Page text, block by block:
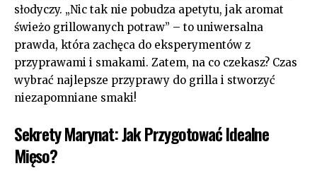
słodyczy. „Nic tak nie pobudza apetytu, jak aromat ​
świeżo grillowanych potraw” – to uniwersalna⁢
prawda, która zachęca do eksperymentów z
przyprawami ⁢i smakami. Zatem, ‌na ​co czekasz? Czas
wybrać ‌najlepsze przyprawy⁤ do grilla i stworzyć
niezapomniane smaki!
Sekrety Marynat: Jak Przygotować Idealne
Mięso?